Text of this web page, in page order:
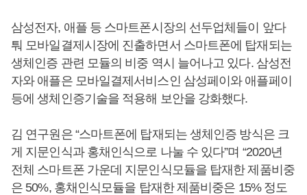
삼성전자, 애플 등 스마트폰시장의 선두업체들이 앞다
퉈 모바일결제시장에 진출하면서 스마트폰에 탑재되는
생체인증 관련 모듈의 비중 역시 늘어나고 있다. 삼성전
자와 애플은 모바일결제서비스인 삼성페이와 애플페이
등에 생체인증기술을 적용해 보안을 강화했다.
김 연구원은 “스마트폰에 탑재되는 생체인증 방식은 크
게 지문인식과 홍채인식으로 나눌 수 있다”며 “2020년
전체 스마트폰 가운데 지문인식모듈을 탑재한 제품비중
은 50%, 홍채인식모듈을 탑재한 제품비중은 15% 정도